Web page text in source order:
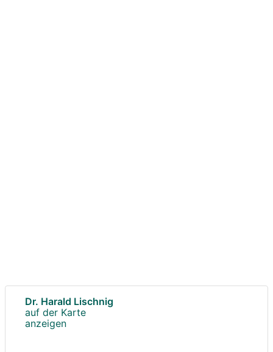
Dr. Harald Lischnig
auf der Karte
anzeigen